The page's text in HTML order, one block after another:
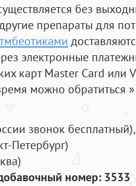
без
препараты для
электронные
карт Master Card или
можно обратиться
звонок бесплатный),
Петербург)
номер: 3533